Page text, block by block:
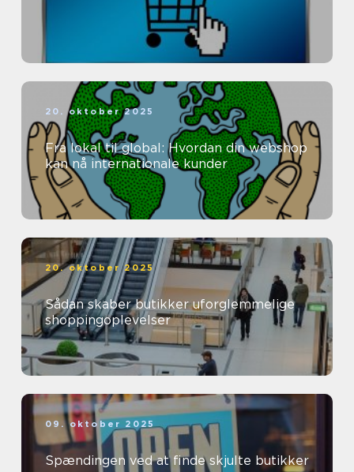
20. oktober 2025
Fra lokal til global: Hvordan din webshop
kan nå internationale kunder
20. oktober 2025
Sådan skaber butikker uforglemmelige
shoppingoplevelser
09. oktober 2025
Spændingen ved at finde skjulte butikker